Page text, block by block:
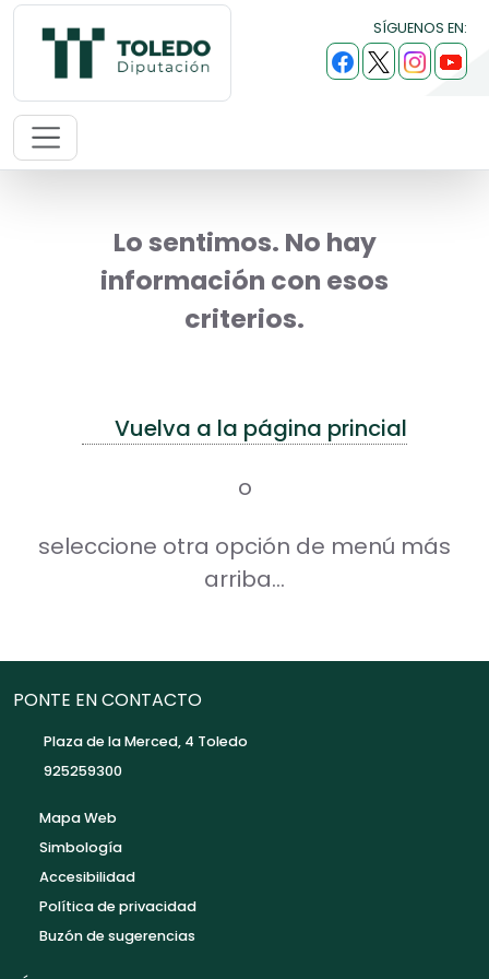
SÍGUENOS EN:
Lo sentimos. No hay
información con esos
criterios.
Vuelva a la página princial
o
seleccione otra opción de menú más
arriba...
PONTE EN CONTACTO
Plaza de la Merced, 4 Toledo
925259300
Mapa Web
Simbología
Accesibilidad
Política de privacidad
Buzón de sugerencias